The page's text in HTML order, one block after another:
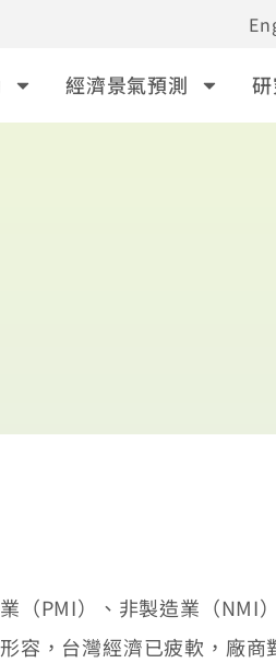
經濟景氣預測
PMI）、非製造業（NMI
容，台灣經濟已疲軟，廠商